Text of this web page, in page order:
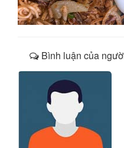
Bình luận của